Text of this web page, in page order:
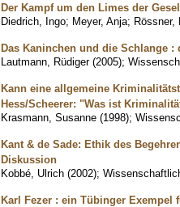
Der Kampf um den Limes der
Diedrich, Ingo; Meyer, Anja; Rössner,
Das Kaninchen und die Schlange
Lautmann, Rüdiger (2005);
Kann eine allgemeine
Hess/Scheerer: "Was ist
Krasmann, Susanne (1998);
Kant & de Sade: Ethik des
Diskussion
Kobbé, Ulrich (2002);
Karl Fezer : ein Tübinger